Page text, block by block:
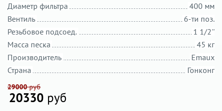
400 мм
Диаметр фильтра
6-ти поз.
Вентиль
1 1/2''
Резьбовое подсоед.
45 кг
Масса песка
Emaux
Производитель
Гонконг
Страна
29000руб
20330 руб